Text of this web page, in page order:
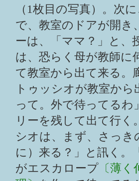
（1枚目の写真）。次
で、教室のドアが開き
ーは、「ママ？」と、
は、恐らく母が教師に
て教室から出て来る。
トゥッシオが教室か
って。外で待ってるわ
リーを残して出て行
シオは、まず、さっ
に）来る？」と訊く。
がエスカロープ 〔薄